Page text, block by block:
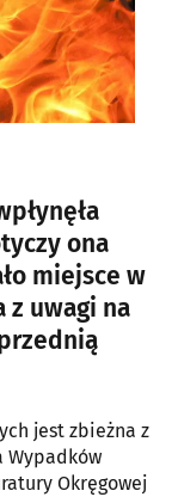
ona
miejsce w
z uwagi na
jest zbieżna z
Wypadków
Okręgowej